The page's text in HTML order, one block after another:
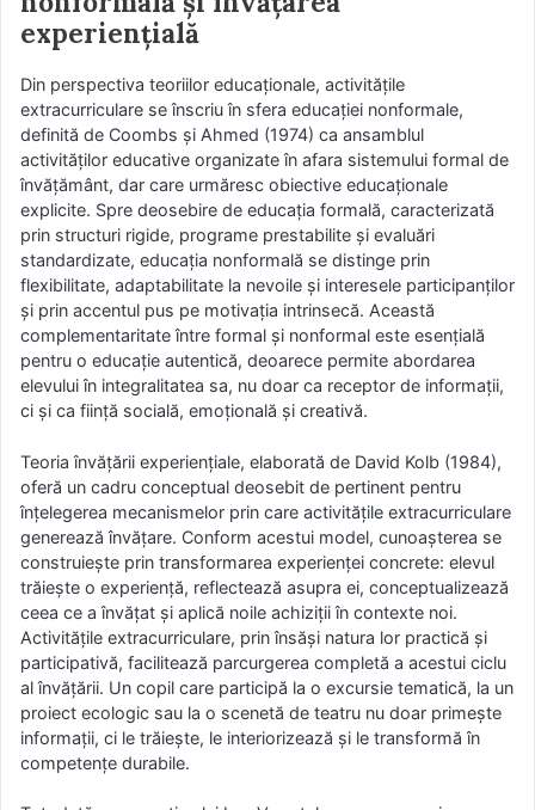
experiențială
Din perspectiva teoriilor educaționale, activitățile
extracurriculare se înscriu în sfera educației nonformale,
definită de Coombs și Ahmed (1974) ca ansamblul
activităților educative organizate în afara sistemului formal de
învățământ, dar care urmăresc obiective educaționale
explicite. Spre deosebire de educația formală, caracterizată
prin structuri rigide, programe prestabilite și evaluări
standardizate, educația nonformală se distinge prin
flexibilitate, adaptabilitate la nevoile și interesele participanților
și prin accentul pus pe motivația intrinsecă. Această
complementaritate între formal și nonformal este esențială
pentru o educație autentică, deoarece permite abordarea
elevului în integralitatea sa, nu doar ca receptor de informații,
ci și ca ființă socială, emoțională și creativă.
Teoria învățării experiențiale, elaborată de David Kolb (1984),
oferă un cadru conceptual deosebit de pertinent pentru
înțelegerea mecanismelor prin care activitățile extracurriculare
generează învățare. Conform acestui model, cunoașterea se
construiește prin transformarea experienței concrete: elevul
trăiește o experiență, reflectează asupra ei, conceptualizează
ceea ce a învățat și aplică noile achiziții în contexte noi.
Activitățile extracurriculare, prin însăși natura lor practică și
participativă, facilitează parcurgerea completă a acestui ciclu
al învățării. Un copil care participă la o excursie tematică, la un
proiect ecologic sau la o scenetă de teatru nu doar primește
informații, ci le trăiește, le interiorizează și le transformă în
competențe durabile.